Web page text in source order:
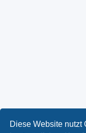
Diese Website nutzt